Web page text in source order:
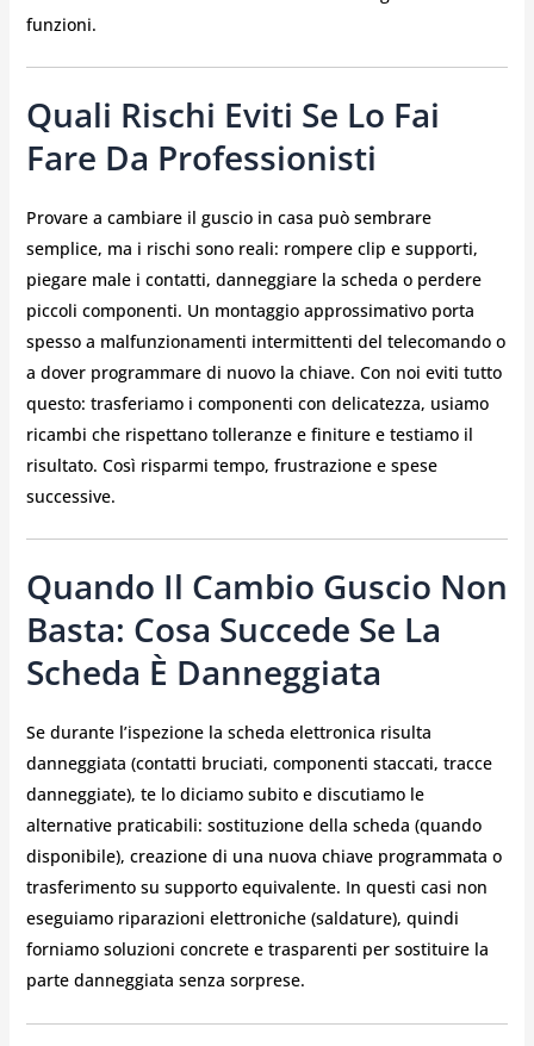
funzioni.
Quali Rischi Eviti Se Lo Fai
Fare Da Professionisti
Provare a cambiare il guscio in casa può sembrare
semplice, ma i rischi sono reali: rompere clip e supporti,
piegare male i contatti, danneggiare la scheda o perdere
piccoli componenti. Un montaggio approssimativo porta
spesso a malfunzionamenti intermittenti del telecomando o
a dover programmare di nuovo la chiave. Con noi eviti tutto
questo: trasferiamo i componenti con delicatezza, usiamo
ricambi che rispettano tolleranze e finiture e testiamo il
risultato. Così risparmi tempo, frustrazione e spese
successive.
Quando Il Cambio Guscio Non
Basta: Cosa Succede Se La
Scheda È Danneggiata
Se durante l’ispezione la scheda elettronica risulta
danneggiata (contatti bruciati, componenti staccati, tracce
danneggiate), te lo diciamo subito e discutiamo le
alternative praticabili: sostituzione della scheda (quando
disponibile), creazione di una nuova chiave programmata o
trasferimento su supporto equivalente. In questi casi non
eseguiamo riparazioni elettroniche (saldature), quindi
forniamo soluzioni concrete e trasparenti per sostituire la
parte danneggiata senza sorprese.